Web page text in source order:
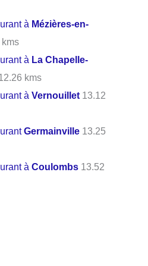
à Mézières-en-
kms
à La Chapelle-
kms
àVernouillet 13.12
Germainville 13.25
àCoulombs 13.52